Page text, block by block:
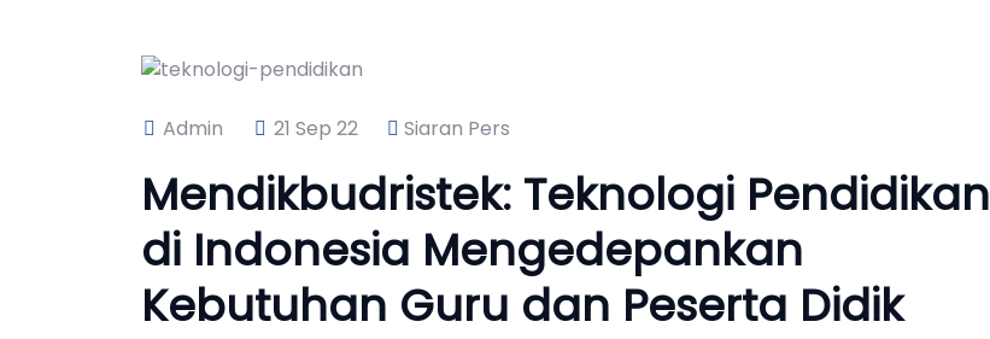
Admin 21 Sep 22 Siaran Pers
Mendikbudristek: Teknologi Pendidikan
di Indonesia Mengedepankan
Kebutuhan Guru dan Peserta Didik